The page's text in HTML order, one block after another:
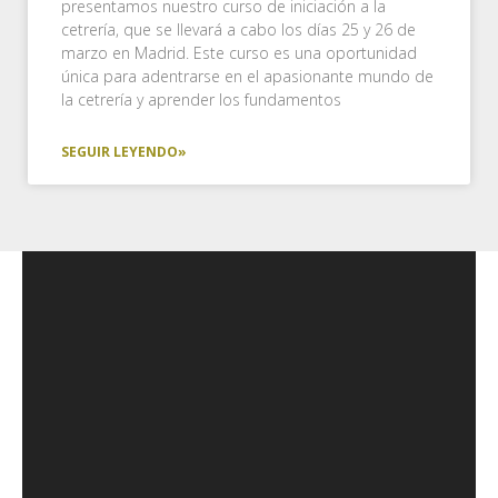
presentamos nuestro curso de iniciación a la
cetrería, que se llevará a cabo los días 25 y 26 de
marzo en Madrid. Este curso es una oportunidad
única para adentrarse en el apasionante mundo de
la cetrería y aprender los fundamentos
SEGUIR LEYENDO»